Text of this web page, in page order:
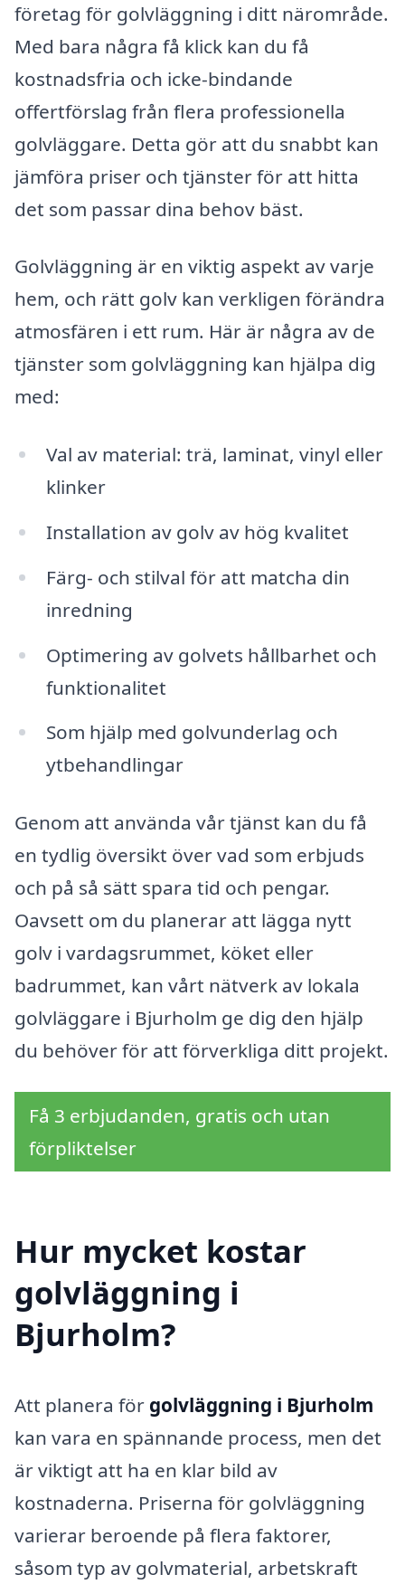
företag för golvläggning i ditt närområde.
Med bara några få klick kan du få
kostnadsfria och icke-bindande
offertförslag från flera professionella
golvläggare. Detta gör att du snabbt kan
jämföra priser och tjänster för att hitta
det som passar dina behov bäst.
Golvläggning är en viktig aspekt av varje
hem, och rätt golv kan verkligen förändra
atmosfären i ett rum. Här är några av de
tjänster som golvläggning kan hjälpa dig
med:
Val av material: trä, laminat, vinyl eller
klinker
Installation av golv av hög kvalitet
Färg- och stilval för att matcha din
inredning
Optimering av golvets hållbarhet och
funktionalitet
Som hjälp med golvunderlag och
ytbehandlingar
Genom att använda vår tjänst kan du få
en tydlig översikt över vad som erbjuds
och på så sätt spara tid och pengar.
Oavsett om du planerar att lägga nytt
golv i vardagsrummet, köket eller
badrummet, kan vårt nätverk av lokala
golvläggare i Bjurholm ge dig den hjälp
du behöver för att förverkliga ditt projekt.
Få 3 erbjudanden, gratis och utan
förpliktelser
Hur mycket kostar
golvläggning i
Bjurholm?
Att planera för golvläggning i Bjurholm
kan vara en spännande process, men det
är viktigt att ha en klar bild av
kostnaderna. Priserna för golvläggning
varierar beroende på flera faktorer,
såsom typ av golvmaterial, arbetskraft